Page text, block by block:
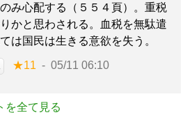
み心配する（５５４頁）。重税
かと思わされる。血税を無駄遣
は国民は生きる意欲を失う。
★11 05/11 06:10
を全て見る